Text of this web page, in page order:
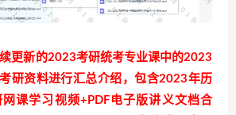
更新的2023考研统考专业课中的2023
研资料进行汇总介绍，包含2023年历
课学习视频+PDF电子版讲义文档合